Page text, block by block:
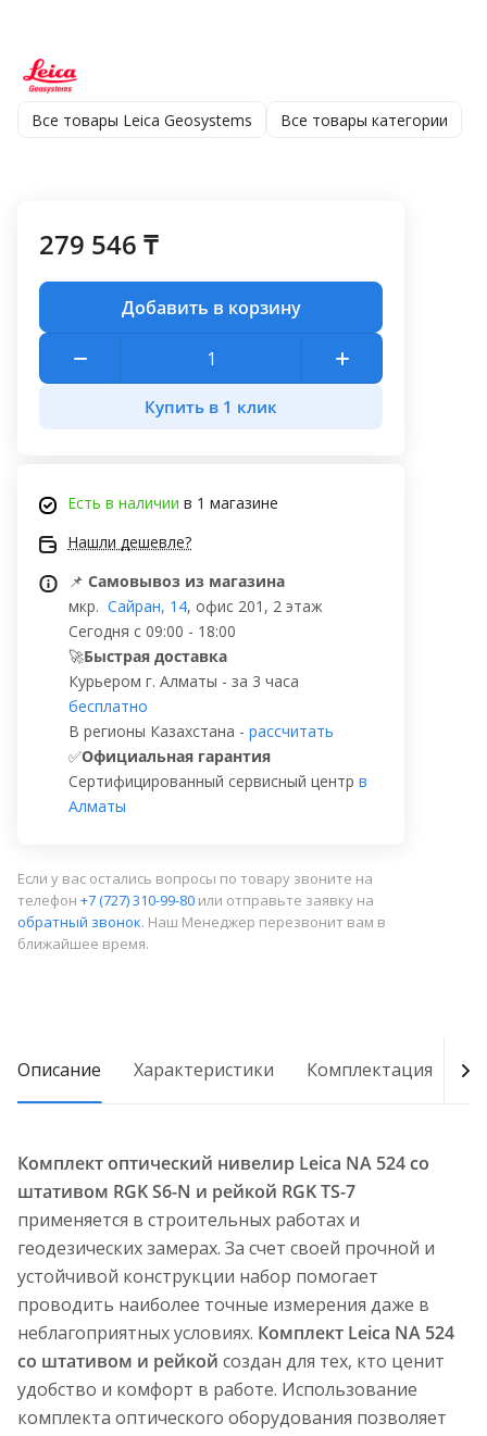
Все товары Leica Geosystems Все товары категории
279 546 ₸
Добавить в корзину
Купить в 1 клик
Есть в наличии в 1 магазине
Нашли дешевле?
📌 Самовывоз из магазина
мкр. Сайран, 14, офис 201, 2 этаж
Сегодня с 09:00 - 18:00
🚀Быстрая доставка
Курьером г. Алматы - за 3 часа
бесплатно
В регионы Казахстана - рассчитать
✅Официальная гарантия
Сертифицированный сервисный центр в
Алматы
Если у вас остались вопросы по товару звоните на
телефон +7 (727) 310-99-80 или отправьте заявку на
обратный звонок. Наш Менеджер перезвонит вам в
ближайшее время.
Описание Характеристики Комплектация
Комплект оптический нивелир Leica NA 524 со
штативом RGK S6-N и рейкой RGK TS-7
применяется в строительных работах и
геодезических замерах. За счет своей прочной и
устойчивой конструкции набор помогает
проводить наиболее точные измерения даже в
неблагоприятных условиях. Комплект Leica NA 524
со штативом и рейкой создан для тех, кто ценит
удобство и комфорт в работе. Использование
комплекта оптического оборудования позволяет